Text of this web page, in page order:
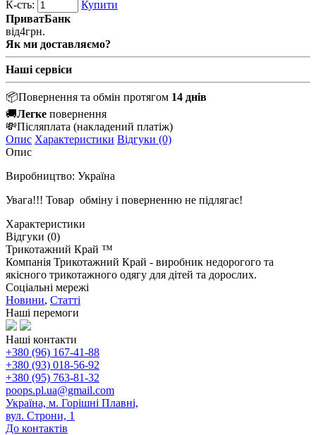
К-сть:
Купити
ПриватБанк
від4грн.
Як ми доставляємо?
Наші сервіси
📦Повернення та обмін протягом 14 днів
🚚Легке повернення
💸Післяплата (накладений платіж)
Опис Характеристики Відгуки (0)
Опис
Виробництво: Україна
Увага!!! Товар обміну і поверненню не підлягає!
Характеристики
Відгуки (0)
Трикотажний Край ™
Компанія Трикотажний Край - виробник недорогого та
якісного трикотажного одягу для дітей та дорослих.
Соціальні мережі
Новини, Статті
Наші перемоги
Наші контакти
+380 (96) 167-41-88
+380 (93) 018-56-92
+380 (95) 763-81-32
poops.pl.ua@gmail.com
Україна, м. Горішні Плавні,
вул. Строни, 1
До контактів